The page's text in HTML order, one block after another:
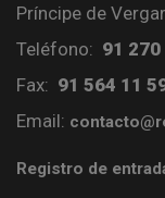
Príncipe de
Teléfono: 91
Fax: 91 564 11
Email:
Registro de